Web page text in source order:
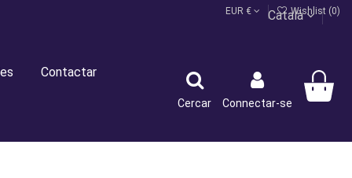
Català
EUR € Wishlist (0)
Contactar
Cercar Connectar-se